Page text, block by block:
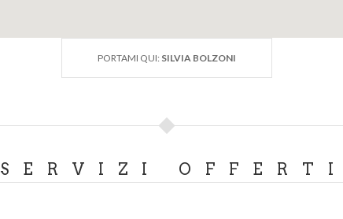
PORTAMI QUI: SILVIA BOLZONI
SERVIZI